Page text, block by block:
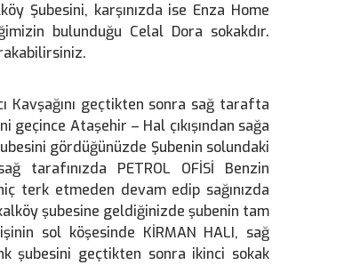
Şubesini, karşınızda ise Enza Home
bulunduğu Celal Dora sokakdır.
Kavşağını geçtikten sonra sağ tarafta
Ataşehir – Hal çıkışından sağa
gördüğünüzde Şubenin solundaki
tarafınızda PETROL OFİSİ Benzin
terk etmeden devam edip sağınızda
şubesine geldiğinizde şubenin tam
sol köşesinde KİRMAN HALI, sağ
şubesini geçtikten sonra ikinci sokak